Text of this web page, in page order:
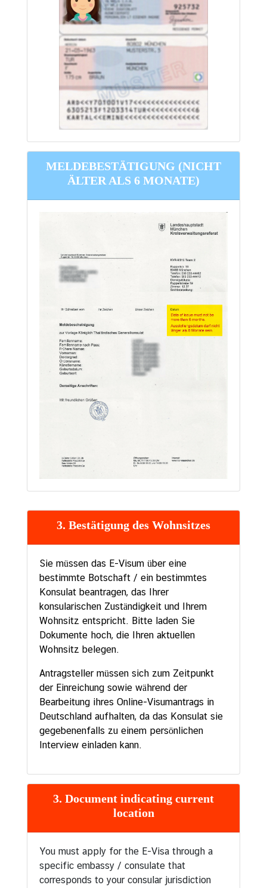
MELDEBESTÄTIGUNG (NICHT
ÄLTER ALS 6 MONATE)
3. Bestätigung des Wohnsitzes
Sie müssen das E-Visum über eine
bestimmte Botschaft / ein bestimmtes
Konsulat beantragen, das Ihrer
konsularischen Zuständigkeit und Ihrem
Wohnsitz entspricht. Bitte laden Sie
Dokumente hoch, die Ihren aktuellen
Wohnsitz belegen.
Antragsteller müssen sich zum Zeitpunkt
der Einreichung sowie während der
Bearbeitung ihres Online-Visumantrags in
Deutschland aufhalten, da das Konsulat sie
gegebenenfalls zu einem persönlichen
Interview einladen kann.
3. Document indicating current
location
You must apply for the E-Visa through a
specific embassy / consulate that
corresponds to your consular jurisdiction